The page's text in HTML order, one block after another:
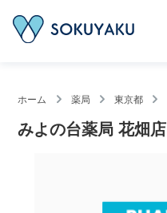
ホーム 薬局 東京都
みよの台薬局 花畑店